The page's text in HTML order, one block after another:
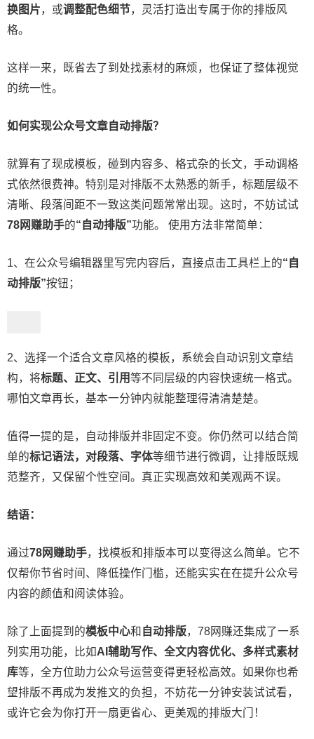
换图片，或调整配色细节，灵活打造出专属于你的排版风
格。
这样一来，既省去了到处找素材的麻烦，也保证了整体视觉
的统一性。
如何实现公众号文章自动排版？
就算有了现成模板，碰到内容多、格式杂的长文，手动调格
式依然很费神。特别是对排版不太熟悉的新手，标题层级不
清晰、段落间距不一致这类问题常常出现。这时，不妨试试
78网赚助手的“自动排版”功能。 使用方法非常简单：
1、在公众号编辑器里写完内容后，直接点击工具栏上的“自
动排版”按钮；
2、选择一个适合文章风格的模板，系统会自动识别文章结
构，将标题、正文、引用等不同层级的内容快速统一格式。
哪怕文章再长，基本一分钟内就能整理得清清楚楚。
值得一提的是，自动排版并非固定不变。你仍然可以结合简
单的标记语法，对段落、字体等细节进行微调，让排版既规
范整齐，又保留个性空间。真正实现高效和美观两不误。
结语：
通过78网赚助手，找模板和排版本可以变得这么简单。它不
仅帮你节省时间、降低操作门槛，还能实实在在提升公众号
内容的颜值和阅读体验。
除了上面提到的模板中心和 自动排版，78网赚还集成了一系
列实用功能，比如AI辅助写作、全文内容优化、多样式素材
库等，全方位助力公众号运营变得更轻松高效。如果你也希
望排版不再成为发推文的负担，不妨花一分钟安装试试看，
或许它会为你打开一扇更省心、更美观的排版大门！